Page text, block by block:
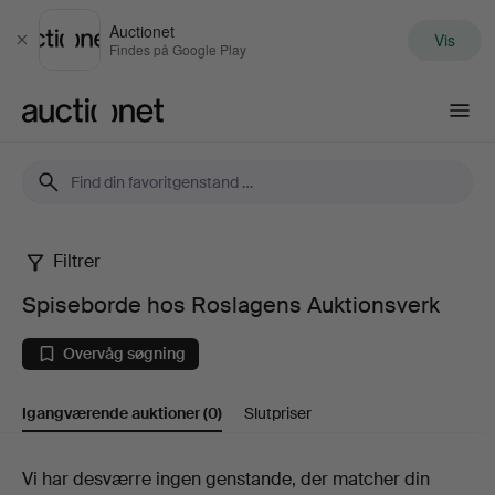
Luk
Auctionet
Findes på Google Play Vis
Spiseborde
hos
Roslagens
Auktionsverk
Filtrer
Spiseborde hos Roslagens Auktionsverk
Overvåg søgning
Igangværende auktioner(0) Slutpriser
Igangværende
Vi har desværre ingen genstande, der matcher din